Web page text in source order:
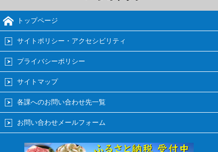
トップページ
サイトポリシー・アクセシビリティ
プライバシーポリシー
サイトマップ
各課へのお問い合わせ先一覧
お問い合わせメールフォーム